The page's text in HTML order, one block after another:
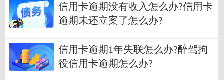
信用卡逾期没有收入怎么办?信用卡
逾期未还立案了怎么办?
信用卡逾期1年失联怎么办?醉驾拘
役信用卡逾期怎么办?